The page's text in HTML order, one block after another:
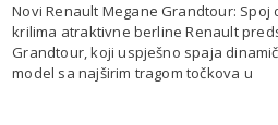
Novi Renault Megane Grandtour: Spoj
krilima atraktivne berline Renault
Grandtour, koji uspješno spaja
model sa najširim tragom točkova u